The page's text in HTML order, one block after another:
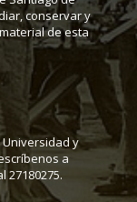
conservar y
de esta
y
a
27180275.